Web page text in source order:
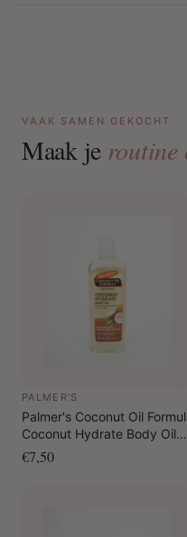
VAAK SAMEN GEKOCHT
Maak je routine
PALMER'S
Palmer's Coconut Oil
Coconut Hydrate Body Oil
250 ml
€7,50